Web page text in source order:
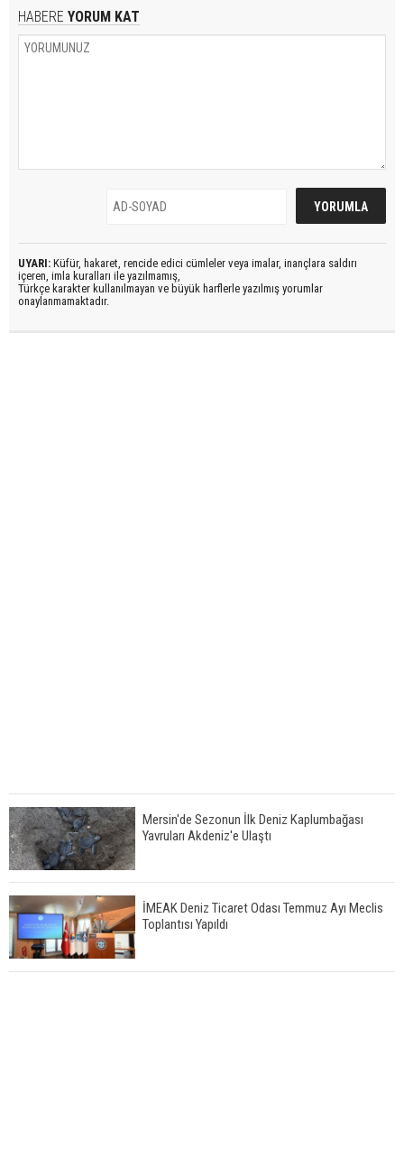
HABERE YORUM KAT
UYARI: Küfür, hakaret, rencide edici cümleler veya imalar, inançlara saldırı
içeren, imla kuralları ile yazılmamış,
Türkçe karakter kullanılmayan ve büyük harflerle yazılmış yorumlar
onaylanmamaktadır.
Mersin'de Sezonun İlk Deniz Kaplumbağası
Yavruları Akdeniz'e Ulaştı
İMEAK Deniz Ticaret Odası Temmuz Ayı Meclis
Toplantısı Yapıldı